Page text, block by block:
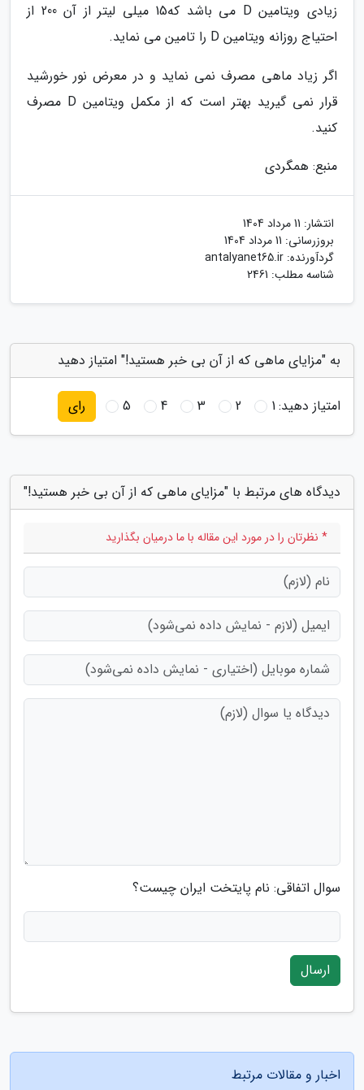
زیادی ویتامین D می باشد که15 میلی لیتر از آن 200 از
احتیاج روزانه ویتامین D را تامین می نماید.
اگر زیاد ماهی مصرف نمی نماید و در معرض نور خورشید
قرار نمی گیرید بهتر است که از مکمل ویتامین D مصرف
کنید.
منبع: همگردی
انتشار: 11 مرداد 1404
بروزرسانی: 11 مرداد 1404
گردآورنده: antalyanet65.ir
شناسه مطلب: 2461
به "مزایای ماهی که از آن بی خبر هستید!" امتیاز دهید
امتیاز دهید:1
2
3
4
5 رای
دیدگاه های مرتبط با "مزایای ماهی که از آن بی خبر هستید!"
* نظرتان را در مورد این مقاله با ما درمیان بگذارید
سوال اتفاقی: نام پایتخت ایران چیست؟
ارسال
اخبار و مقالات مرتبط